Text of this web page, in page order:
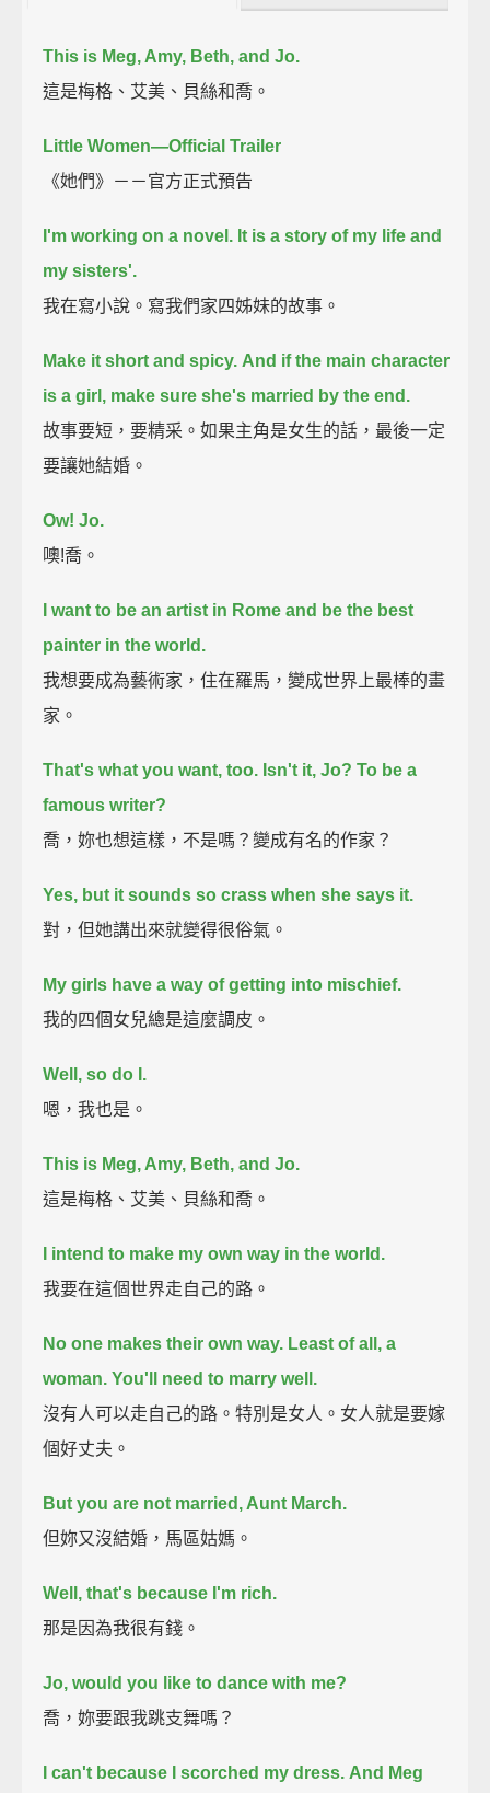
This is Meg, Amy, Beth, and Jo.
這是梅格、艾美、貝絲和喬。
Little Women—Official Trailer
《她們》－－官方正式預告
I'm working on a novel. It is a story of my life and
my sisters'.
我在寫小說。寫我們家四姊妹的故事。
Make it short and spicy. And if the main character
is a girl, make sure she's married by the end.
故事要短，要精采。如果主角是女生的話，最後一定
要讓她結婚。
Ow! Jo.
噢!喬。
I want to be an artist in Rome and be the best
painter in the world.
我想要成為藝術家，住在羅馬，變成世界上最棒的畫
家。
That's what you want, too. Isn't it, Jo? To be a
famous writer?
喬，妳也想這樣，不是嗎？變成有名的作家？
Yes, but it sounds so crass when she says it.
對，但她講出來就變得很俗氣。
My girls have a way of getting into mischief.
我的四個女兒總是這麼調皮。
Well, so do I.
嗯，我也是。
This is Meg, Amy, Beth, and Jo.
這是梅格、艾美、貝絲和喬。
I intend to make my own way in the world.
我要在這個世界走自己的路。
No one makes their own way. Least of all, a
woman. You'll need to marry well.
沒有人可以走自己的路。特別是女人。女人就是要嫁
個好丈夫。
But you are not married, Aunt March.
但妳又沒結婚，馬區姑媽。
Well, that's because I'm rich.
那是因為我很有錢。
Jo, would you like to dance with me?
喬，妳要跟我跳支舞嗎？
I can't because I scorched my dress. And Meg